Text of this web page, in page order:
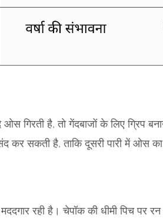
है, तो गेंदबाजों के लिए ग्रिप
कर सकती है, ताकि दूसरी पारी में ओस
रही है। चेपॉक की धीमी पिच पर